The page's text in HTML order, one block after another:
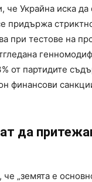
Украйна иска
придържа
при тестове на
от партидите
финансови
да
че „земята е